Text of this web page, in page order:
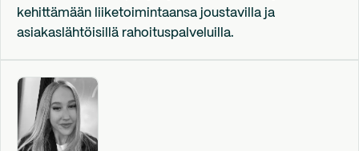
kehittämään liiketoimintaansa joustavilla ja
asiakaslähtöisillä rahoituspalveluilla.